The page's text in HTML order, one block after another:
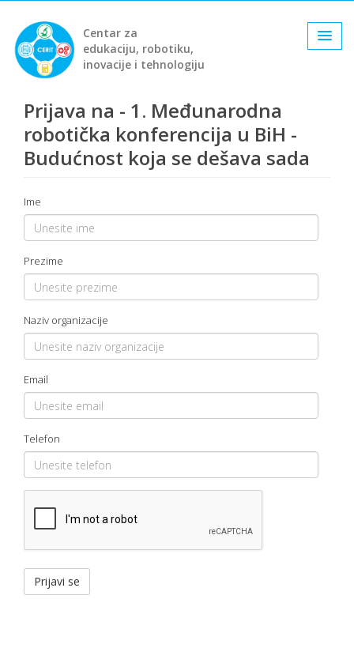
Centar za
edukaciju, robotiku,
inovacije i tehnologiju
Prijava na - 1. Međunarodna
robotička konferencija u BiH -
Budućnost koja se dešava sada
Ime
Prezime
Naziv organizacije
Email
Telefon
Prijavi se